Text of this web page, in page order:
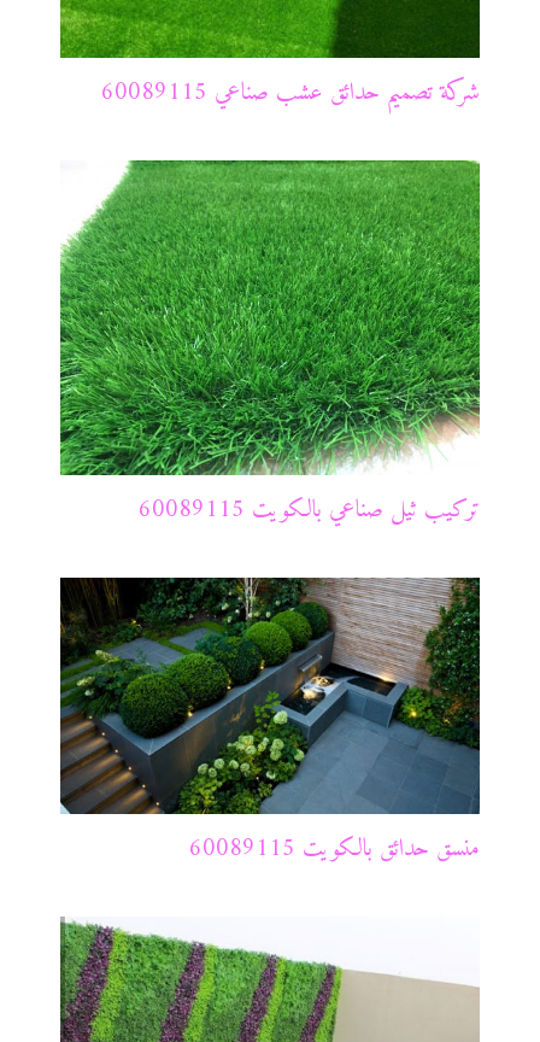
شركة تصميم حدائق عشب صناعي 60089115
تركيب ثيل صناعي بالكويت 60089115
منسق حدائق بالكويت 60089115